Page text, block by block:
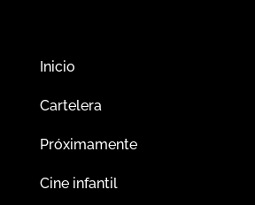
Inicio
Cartelera
Próximamente
Cine infantil